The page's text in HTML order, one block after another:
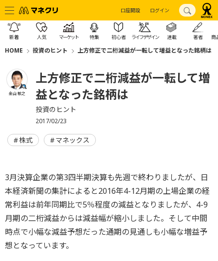
口座開設 ログイン
新着 人気 マーケット 特集 初心者 ライフデザイン 連載 著者 商
HOME 投資のヒント 上方修正で二桁減益が一転して増益となった銘柄は
金山 敏之
上方修正で二桁減益が一転して増
益となった銘柄は
投資のヒント
2017/02/23
株式 マネックス
3月決算企業の第3四半期決算も先週で終わりましたが、日
本経済新聞の集計によると2016年4-12月期の上場企業の経
常利益は前年同期比で5％程度の減益となりましたが、4-9
月期の二桁減益からは減益幅が縮小しました。そして中間
時点で小幅な減益予想だった通期の見通しも小幅な増益予
想となっています。